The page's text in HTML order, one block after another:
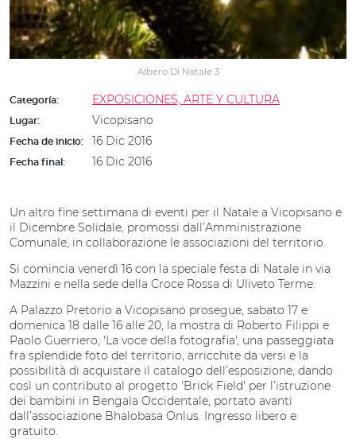
Albero Di Natale 3
Categoría: EXPOSICIONES, ARTE Y CULTURA
Lugar: Vicopisano
Fecha de inicio: 16 Dic 2016
Fecha final: 16 Dic 2016
Un altro fine settimana di eventi per il Natale a Vicopisano e
il Dicembre Solidale, promossi dall’Amministrazione
Comunale, in collaborazione le associazioni del territorio.
Si comincia venerdì 16 con la speciale festa di Natale in via
Mazzini e nella sede della Croce Rossa di Uliveto Terme.
A Palazzo Pretorio a Vicopisano prosegue, sabato 17 e
domenica 18 dalle 16 alle 20, la mostra di Roberto Filippi e
Paolo Guerriero, 'La voce della fotografia', una passeggiata
fra splendide foto del territorio, arricchite da versi e la
possibilità di acquistare il catalogo dell’esposizione, dando
così un contributo al progetto 'Brick Field' per l’istruzione
dei bambini in Bengala Occidentale, portato avanti
dall’associazione Bhalobasa Onlus. Ingresso libero e
gratuito.